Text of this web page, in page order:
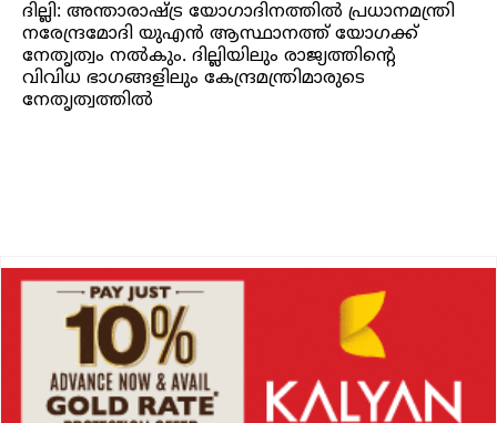
ദില്ലി: അന്താരാഷ്ട്ര യോഗാദിനത്തിൽ പ്രധാനമന്ത്രി
നരേന്ദ്രമോദി യുഎൻ ആസ്ഥാനത്ത് യോഗക്ക്
നേതൃത്വം നൽകും. ദില്ലിയിലും രാജ്യത്തിന്റെ
വിവിധ ഭാഗങ്ങളിലും കേന്ദ്രമന്ത്രിമാരുടെ
നേതൃത്വത്തിൽ